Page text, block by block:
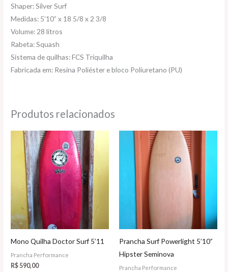
Shaper: Silver Surf
Medidas: 5’10” x 18 5/8 x 2 3/8
Volume: 28 litros
Rabeta: Squash
Sistema de quilhas: FCS Triquilha
Fabricada em: Resina Poliéster e bloco Poliuretano (PU)
Produtos relacionados
Mono Quilha Doctor Surf 5’11
Prancha Performance
R$ 590,00
Prancha Surf Powerlight 5’10”
Hipster Seminova
Prancha Performance